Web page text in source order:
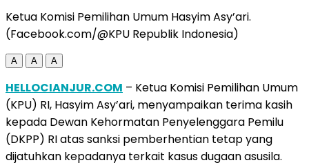
Ketua Komisi Pemilihan Umum Hasyim Asy’ari.
(Facebook.com/@KPU Republik Indonesia)
A A A
HELLOCIANJUR.COM – Ketua Komisi Pemilihan Umum
(KPU) RI, Hasyim Asy’ari, menyampaikan terima kasih
kepada Dewan Kehormatan Penyelenggara Pemilu
(DKPP) RI atas sanksi pemberhentian tetap yang
dijatuhkan kepadanya terkait kasus dugaan asusila.